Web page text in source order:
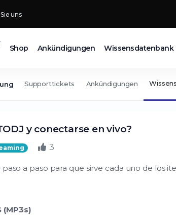
uns
Shop Ankündigungen Wissensdatenbank
Supporttickets Ankündigungen
y conectarse en vivo?
3
a paso para que sirve cada uno de los
(MP3s)